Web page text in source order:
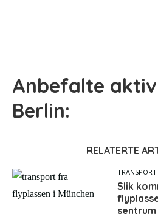
Anbefalte
Berlin:
RELATERTE
TRANSPORT
Slik
sentrum